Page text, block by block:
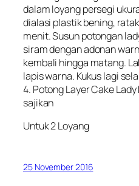
dalam loyang persegi
dialasi plastik bening,
menit. Susun potongan
siram dengan adonan
kembali hingga matang.
lapis warna. Kukus lagi
4. Potong Layer Cake
sajikan
Untuk 2 Loyang
25 November 2016